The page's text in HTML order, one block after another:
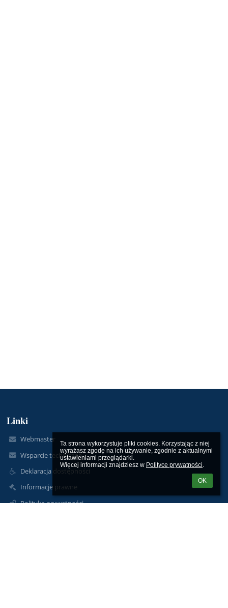
Ta strona wykorzystuje pliki cookies. Korzystając z niej
wyrażasz zgodę na ich używanie, zgodnie z aktualnymi
ustawieniami przeglądarki.
Więcej informacji znajdziesz w Polityce prywatności.
OK
Linki
Webmaster
Wsparcie techniczne
Deklaracja dostępności
Informacje prawne
Polityka prywatności